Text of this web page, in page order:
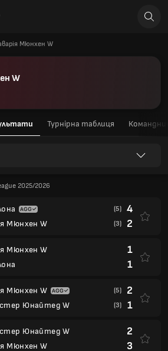
Мюнхен W
W
Турнірна таблиця
2025/2026
Мюнхен W
(5) 4
(3) 2
Мюнхен W
1
1
Мюнхен W
Юнайтед W
(5) 2
(3) 1
Юнайтед W
Мюнхен W
2
3